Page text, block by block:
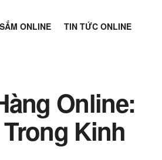
ONLINE TIN TỨC ONLINE
Online:
Kinh